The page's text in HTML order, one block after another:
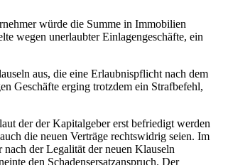
würde die Summe in Immobilien
wegen unerlaubter Einlagengeschäfte, ein
aus, die eine Erlaubnispflicht nach dem
Geschäfte erging trotzdem ein Strafbefehl,
der der Kapitalgeber erst befriedigt werden
die neuen Verträge rechtswidrig seien. Im
der Legalität der neuen Klauseln
den Schadensersatzanspruch. Der